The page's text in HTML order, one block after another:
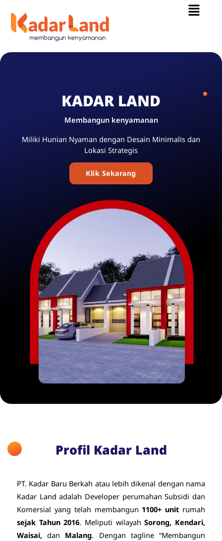
content
Menu
KADAR LAND
Membangun kenyamanan
Miliki Hunian Nyaman dengan Desain Minimalis dan
Lokasi Strategis
Klik Sekarang
Profil Kadar Land
PT. Kadar Baru Berkah atau lebih dikenal dengan nama
Kadar Land adalah Developer perumahan Subsidi dan
Komersial yang telah membangun 1100+ unit rumah
sejak Tahun 2016. Meliputi wilayahSorong, Kendari,
Waisai,dan Malang. Dengan tagline “Membangun